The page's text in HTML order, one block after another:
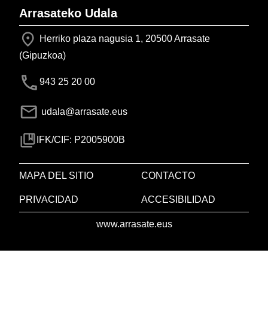
Arrasateko Udala
Herriko plaza nagusia 1, 20500 Arrasate
(Gipuzkoa)
943 25 20 00
udala@arrasate.eus
IFK/CIF: P2005900B
MAPA DEL SITIO CONTACTO
PRIVACIDAD ACCESIBILIDAD
www.arrasate.eus